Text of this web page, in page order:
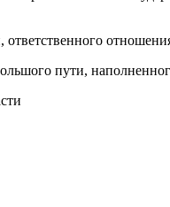
пути,